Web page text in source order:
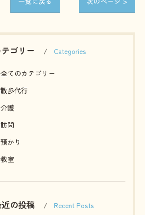
テゴリー Categories
全てのカテゴリー
散歩代行
介護
訪問
預かり
教室
の投稿 Recent Posts